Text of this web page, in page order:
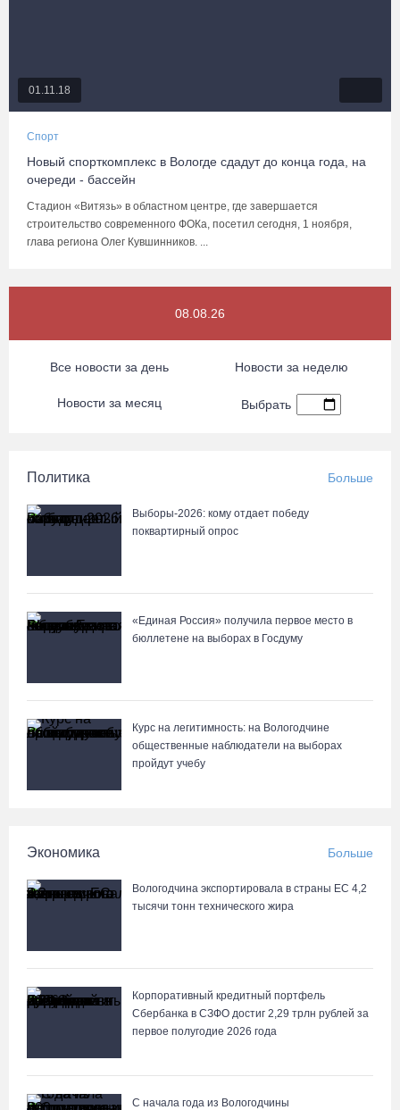
01.11.18
Спорт
Новый спорткомплекс в Вологде сдадут до конца года, на
очереди - бассейн
Стадион «Витязь» в областном центре, где завершается
строительство современного ФОКа, посетил сегодня, 1 ноября,
глава региона Олег Кувшинников. ...
08.08.26
Все новости за день Новости за неделю
Новости за месяц Выбрать
Политика Больше
Выборы-2026: кому отдает победу
поквартирный опрос
«Единая Россия» получила первое место в
бюллетене на выборах в Госдуму
Курс на легитимность: на Вологодчине
общественные наблюдатели на выборах
пройдут учебу
Экономика Больше
Вологодчина экспортировала в страны ЕС 4,2
тысячи тонн технического жира
Корпоративный кредитный портфель
Сбербанка в СЗФО достиг 2,29 трлн рублей за
первое полугодие 2026 года
С начала года из Вологодчины